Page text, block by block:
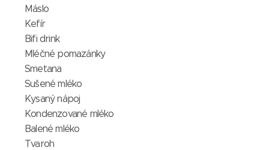
Máslo
Kefír
Bifi drink
Mléčné pomazánky
Smetana
Sušené mléko
Kysaný nápoj
Kondenzované mléko
Balené mléko
Tvaroh